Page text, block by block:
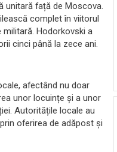
unitară față de Moscova.
complet în viitorul
Hodorkovski a
cinci până la zece ani.
afectând nu doar
unor locuințe și a unor
Autoritățile locale au
oferirea de adăpost și